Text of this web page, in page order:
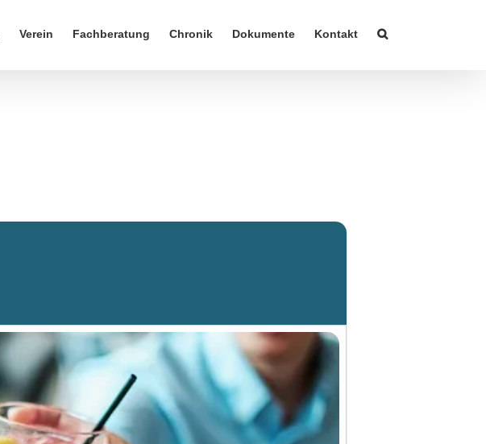
Verein Fachberatung Chronik Dokumente Kontakt